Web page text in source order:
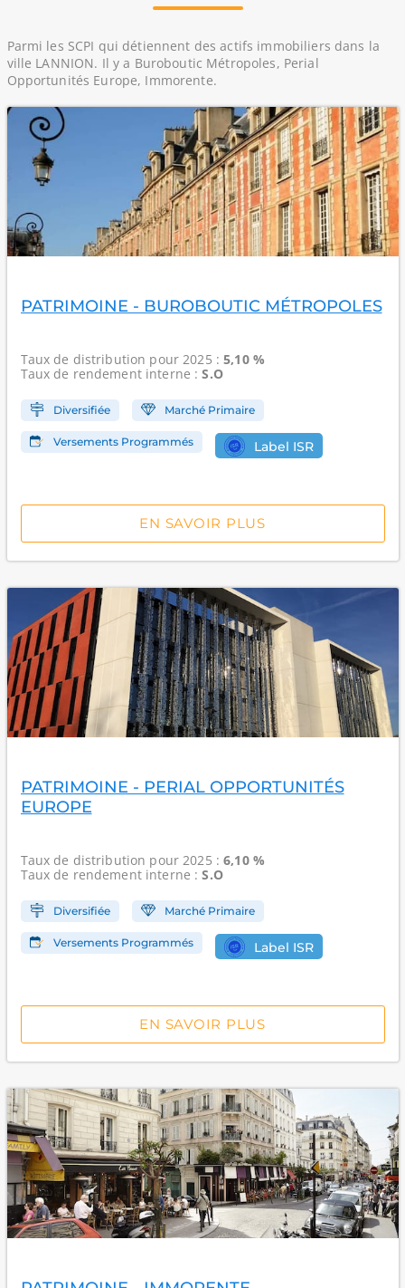
Parmi les SCPI qui détiennent des actifs immobiliers dans la
ville LANNION. Il y a Buroboutic Métropoles, Perial
Opportunités Europe, Immorente.
PATRIMOINE - BUROBOUTIC MÉTROPOLES
Taux de distribution pour 2025 :5,10 %
Taux de rendement interne :S.O
Diversifiée Marché Primaire
Versements Programmés Label ISR
EN SAVOIR PLUS
PATRIMOINE - PERIAL OPPORTUNITÉS
EUROPE
Taux de distribution pour 2025 :6,10 %
Taux de rendement interne :S.O
Diversifiée Marché Primaire
Versements Programmés Label ISR
EN SAVOIR PLUS